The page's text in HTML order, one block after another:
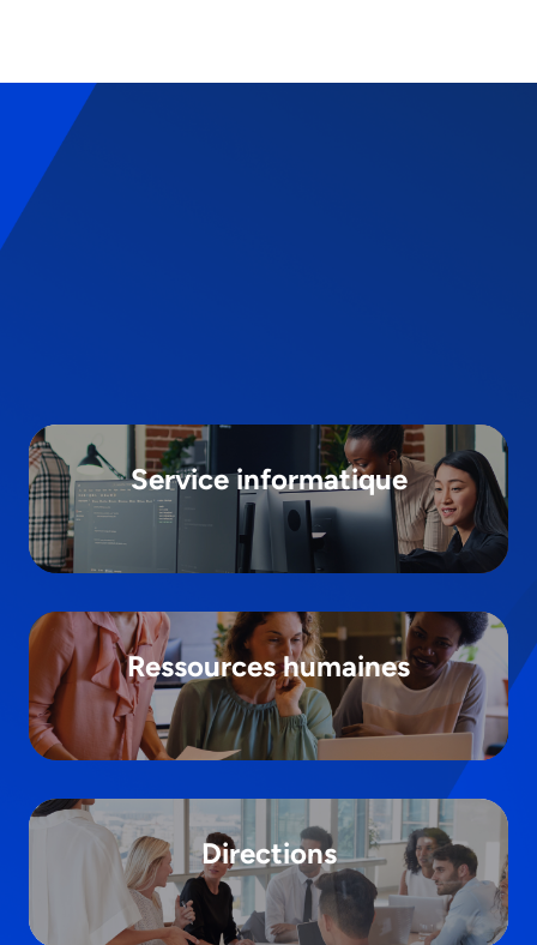
Service informatique
Ressources humaines
Directions